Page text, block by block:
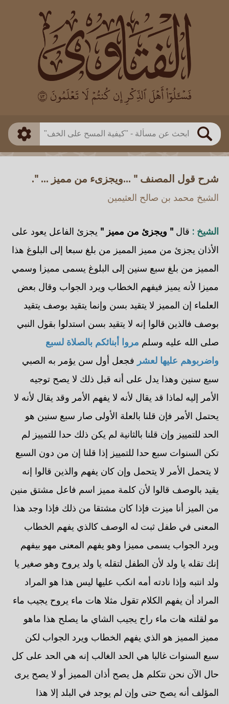
بحث
العالم
بن باز
بن العثيمين
اللجنة الدائمة
طريقة البحث
ذكي
شرح قول المصنف " ...ويجزىء من مميز ... ".
الشيخ محمد بن صالح العثيمين
الشيخ : قال " ويجزئ من مميز " يجزئ الفاعل يعود على
الأذان يجزئ من مميز المميز من بلغ سبعا إلى البلوغ هذا
المميز من بلغ سبع سنين إلى البلوغ يسمى مميزا وسمي
مميزا لأنه يميز فيفهم الخطاب ويرد الجواب وقال بعض
العلماء إن المميز لا يتقيد بسن وإنما يتقيد بوصف يتقيد
بوصف فالذين قالوا إنه لا يتقيد بسن استدلوا بقول النبي
صلى الله عليه وسلم مروا أبنائكم بالصلاة لسبع
واضربوهم عليها لعشر فجعل أول سن يؤمر به الصبي
سبع سنين وهذا يدل على أنه قبل ذلك لا يصح توجيه
الأمر إليه لماذا قد يقال لأنه لا يفهم الأمر وقد يقال لأنه لا
يحتمل الأمر فإن قلنا بالعلة الأولى صار سبع سنين هو
الحد للتمييز وإن قلنا بالثانية لم يكن ذلك حدا للتمييز لم
تكن السنوات سبع حدا للتمييز إذا قلنا إن من دون السبع
لا يتحمل الأمر لا يتحمل وإن كان يفهم والذين قالوا إنه
يقيد بالوصف قالوا لأن كلمة مميز اسم فاعل مشتق منين
من الميز أنا ميزت فإذا كان مشتقا من ذلك فإذا وجد هذا
المعنى في طفل ثبت له الوصف كالذي يفهم الخطاب
ويرد الجواب يسمى مميزا وهو يفهم المعنى مهو بيفهم
إنك تقله يا ولد لأن الطفل لتقله يا ولد يروح وهو صغير يا
ولد انتبه وإذا نادته أمه انكب عليها ليس هذا هو المراد
المراد أن يفهم الكلام تقول مثلا هات ماء يروح يجيب ماء
مو لقلته هات ماء راح يجيب الشاي ما يصلح هذا ماهو
مميز المميز هو الذي يفهم الخطاب ويرد الجواب لكن
سبع السنوات غالبا هي الحد الغالب إنه هي الحد على كل
حال الآن نحن نتكلم هل يصح أذان المميز أو لا يصح يرى
المؤلف أنه يصح حتى وإن لم يوجد في البلد إلا هذا